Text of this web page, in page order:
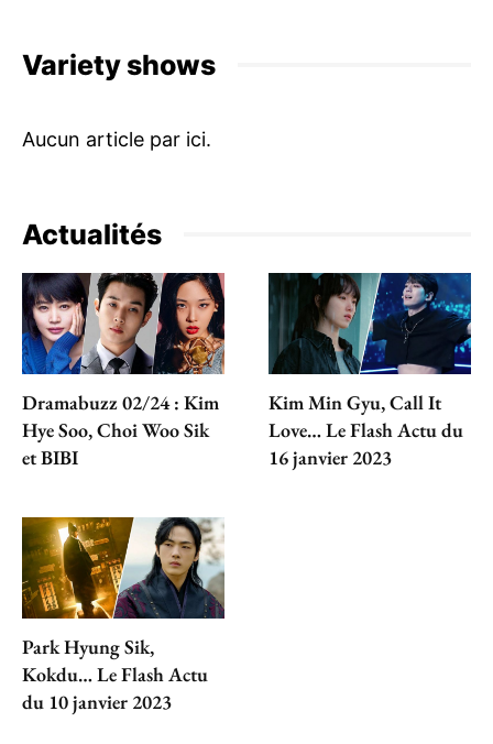
Variety shows
Actualités
Dramabuzz 02/24 : Kim
Hye Soo, Choi Woo Sik
et BIBI
Kim Min Gyu, Call It
Love… Le Flash Actu du
16 janvier 2023
Park Hyung Sik,
Kokdu… Le Flash Actu
du 10 janvier 2023